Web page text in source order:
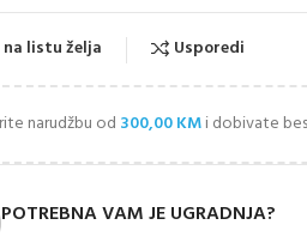
na listu želja Usporedi
narudžbu od 300,00KMi dobivate
POTREBNA VAM JE UGRADNJA?